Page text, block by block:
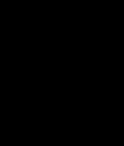
kontrollere tabi
ulaşım hatlarının
saygı
birine
duyuyoruz.
her yerde